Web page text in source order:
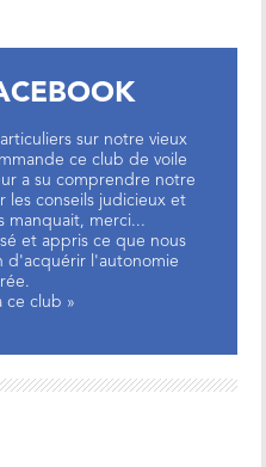
sur notre vieux
ce club de voile
a su comprendre notre
les conseils judicieux et
manquait, merci...
et appris ce que nous
d'acquérir l'autonomie
ce club »